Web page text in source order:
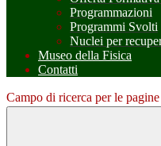
Programmazioni
Programmi Svolti
Nuclei per
Museo della Fisica
Contatti
Campo di ricerca per le